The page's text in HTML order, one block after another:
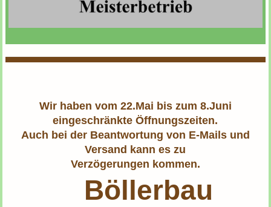
Böllerbau Franz Pfnür
Wir haben vom 22.Mai bis zum 8.Juni
eingeschränkte Öffnungszeiten.
Auch bei der Beantwortung von E-Mails und
Versand kann es zu
Verzögerungen kommen.
Böllerbau